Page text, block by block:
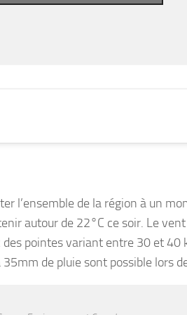
l’ensemble de la région à un
autour de 22°C ce soir. Le
pointes variant entre 30 et 40
de pluie sont possible lors